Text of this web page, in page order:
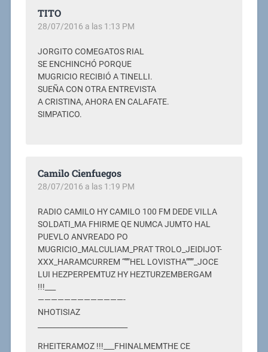
TITO
28/07/2016 a las 1:13 PM
JORGITO COMEGATOS RIAL
SE ENCHINCHÓ PORQUE
MUGRICIO RECIBIÓ A TINELLI.
SUEÑA CON OTRA ENTREVISTA
A CRISTINA, AHORA EN CALAFATE.
SIMPATICO.
Camilo Cienfuegos
28/07/2016 a las 1:19 PM
RADIO CAMILO HY CAMILO 100 FM DEDE VILLA
SOLDATI_MA FHIRME QE NUMCA JUMTO HAL
PUEVLO ANVREADO PO
MUGRICIO_MALCULIAM_PRAT TROLO_JEIDIJOT-
XXX_HARAMCURREM “””HEL LOVISTHA”””_JOCE
LUI HEZPERPEMTUZ HY HEZTURZEMBERGAM
!!!___
—————————————-
NHOTISIAZ
RHEITERAMOZ !!!___FHINALMEMTHE CE